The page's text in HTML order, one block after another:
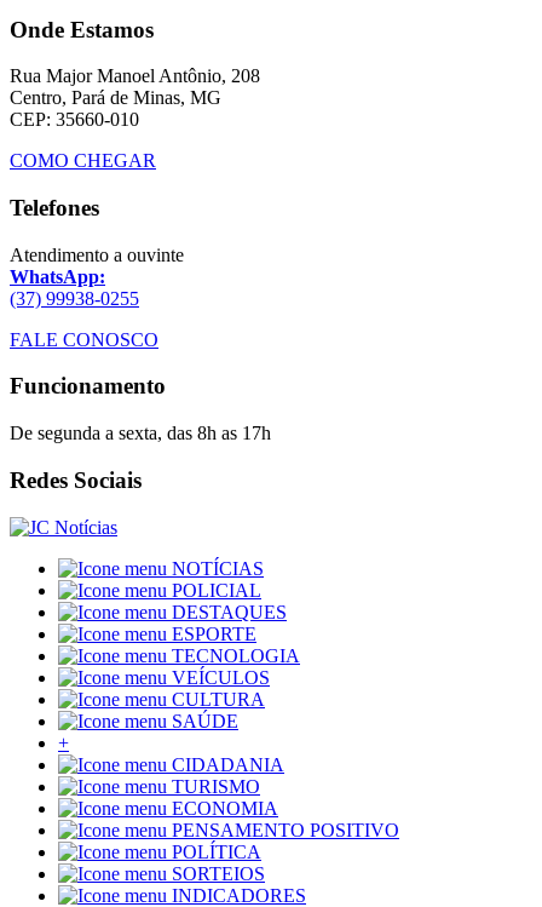
Onde Estamos
Rua Major Manoel Antônio, 208
Centro, Pará de Minas, MG
CEP: 35660-010
COMO CHEGAR
Telefones
Atendimento a ouvinte
WhatsApp:
(37) 99938-0255
FALE CONOSCO
Funcionamento
De segunda a sexta, das 8h as 17h
Redes Sociais
NOTÍCIAS
POLICIAL
DESTAQUES
ESPORTE
TECNOLOGIA
VEÍCULOS
CULTURA
SAÚDE
+
CIDADANIA
TURISMO
ECONOMIA
PENSAMENTO POSITIVO
POLÍTICA
SORTEIOS
INDICADORES